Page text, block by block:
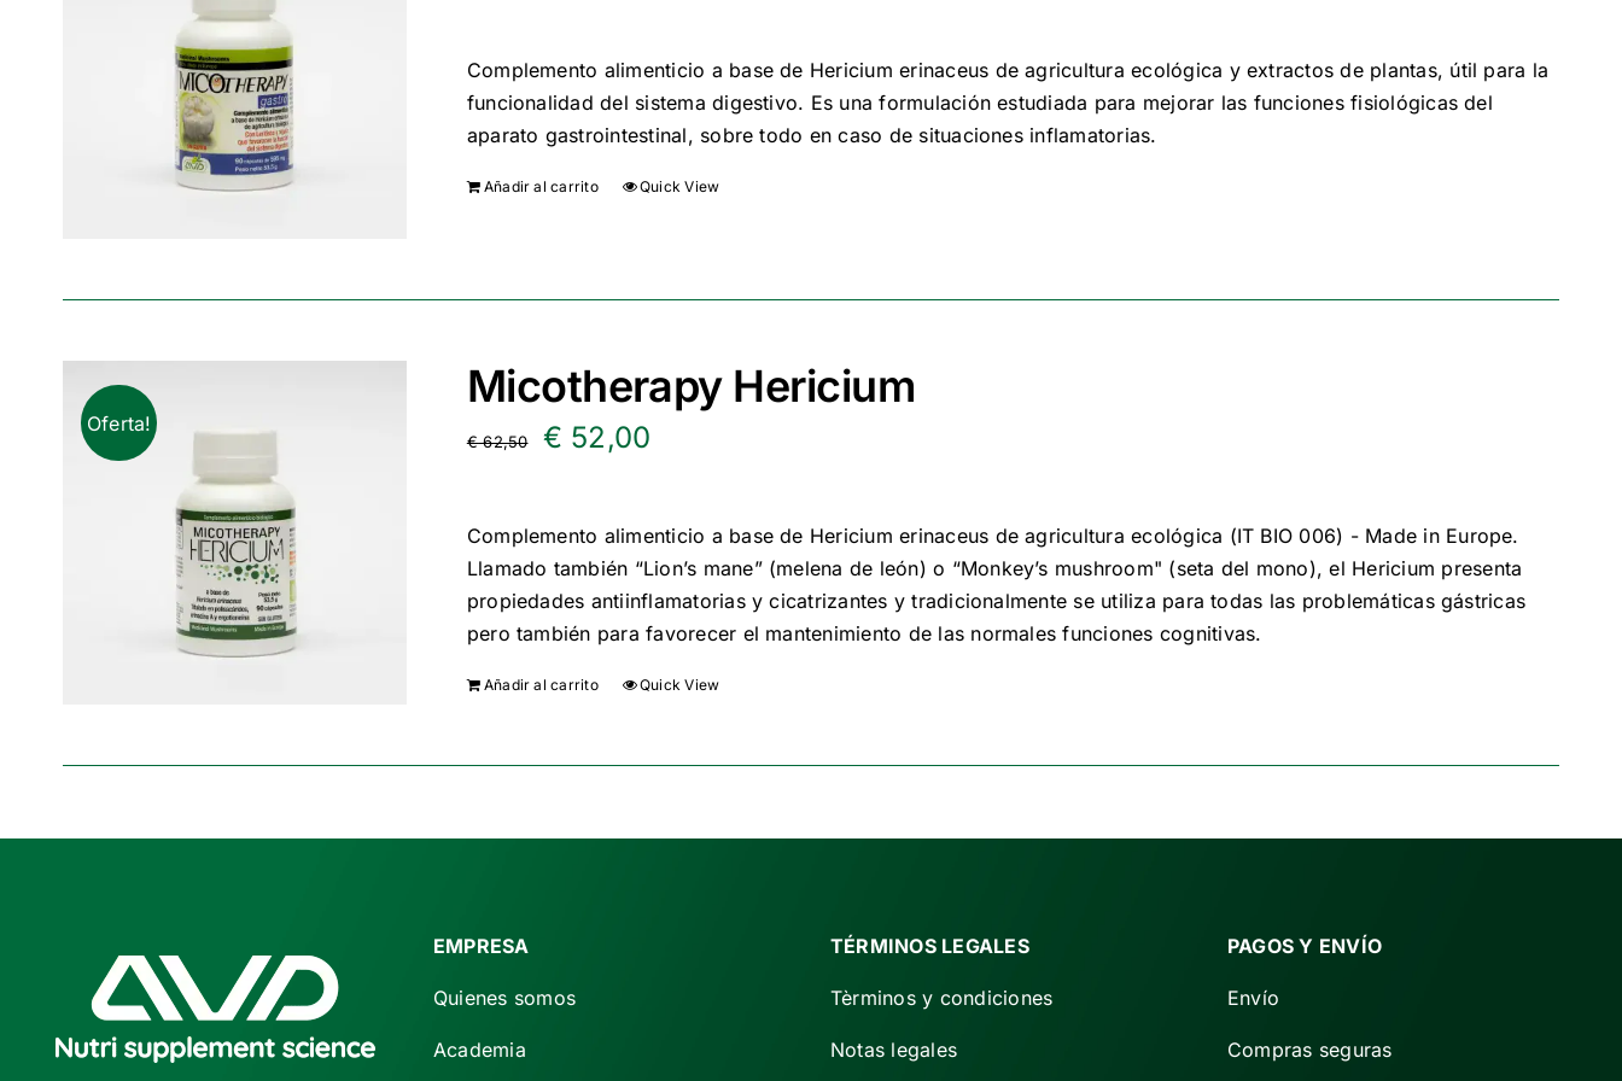
original
era:
actual
es:
Complemento alimenticio a base de Hericium erinaceus de agricultura ecológica y extractos de plantas, útil para la
funcionalidad del sistema digestivo. Es una formulación estudiada para mejorar las funciones fisiológicas del
aparato gastrointestinal, sobre todo en caso de situaciones inflamatorias.
Añadir al carrito Quick View
Oferta!
Micotherapy Hericium
€62,50
El
original
era:
€ 62,50.
€ 52,00
actual
es:
€ 52,00.
Complemento alimenticio a base de Hericium erinaceus de agricultura ecológica (IT BIO 006) - Made in Europe.
Llamado también “Lion’s mane” (melena de león) o “Monkey’s mushroom" (seta del mono), el Hericium presenta
propiedades antiinflamatorias y cicatrizantes y tradicionalmente se utiliza para todas las problemáticas gástricas
pero también para favorecer el mantenimiento de las normales funciones cognitivas.
Añadir al carrito Quick View
EMPRESA
Quienes somos
Academia
TÉRMINOS LEGALES
Tèrminos y condiciones
Notas legales
PAGOS Y ENVÍO
Envío
Compras seguras